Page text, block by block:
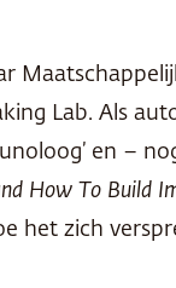
Lab. Als
en –
How To Build
het zich